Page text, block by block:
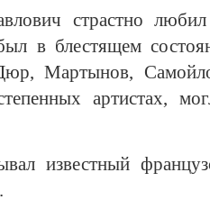
страстно
в блестящем
Мартынов,
артистах,
известный